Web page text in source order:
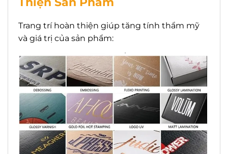
Trang trí hoàn thiện giúp tăng tính thẩm mỹ
và giá trị của sản phẩm: